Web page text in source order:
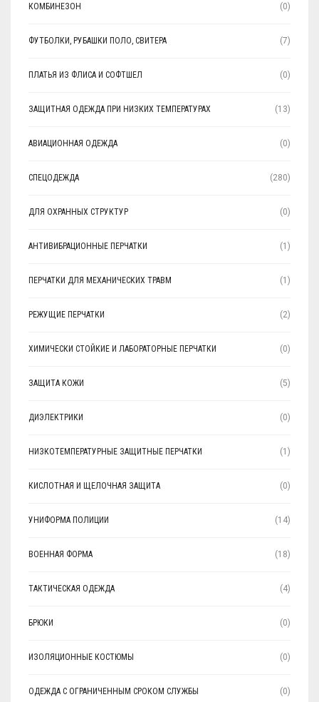
КОМБИНЕЗОН (0)
ФУТБОЛКИ, РУБАШКИ ПОЛО, СВИТЕРА (7)
ПЛАТЬЯ ИЗ ФЛИСА И СОФТШЕЛ (0)
ЗАЩИТНАЯ ОДЕЖДА ПРИ НИЗКИХ ТЕМПЕРАТУРАХ (13)
АВИАЦИОННАЯ ОДЕЖДА (0)
СПЕЦОДЕЖДА (280)
ДЛЯ ОХРАННЫХ СТРУКТУР (0)
АНТИВИБРАЦИОННЫЕ ПЕРЧАТКИ (1)
ПЕРЧАТКИ ДЛЯ МЕХАНИЧЕСКИХ ТРАВМ (1)
РЕЖУЩИЕ ПЕРЧАТКИ (2)
ХИМИЧЕСКИ СТОЙКИЕ И ЛАБОРАТОРНЫЕ ПЕРЧАТКИ (0)
ЗАЩИТА КОЖИ (5)
ДИЭЛЕКТРИКИ (0)
НИЗКОТЕМПЕРАТУРНЫЕ ЗАЩИТНЫЕ ПЕРЧАТКИ (1)
КИСЛОТНАЯ И ЩЕЛОЧНАЯ ЗАЩИТА (0)
УНИФОРМА ПОЛИЦИИ (14)
ВОЕННАЯ ФОРМА (18)
ТАКТИЧЕСКАЯ ОДЕЖДА (4)
БРЮКИ (0)
ИЗОЛЯЦИОННЫЕ КОСТЮМЫ (0)
ОДЕЖДА С ОГРАНИЧЕННЫМ СРОКОМ СЛУЖБЫ (0)